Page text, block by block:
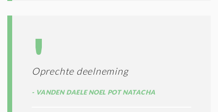
Oprechte deelneming
VANDEN DAELE NOEL POT NATACHA